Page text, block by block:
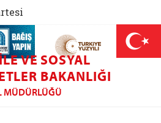
sekmede açılır)
On Yılı (yeni sekmede açılır)
Darülaceze bağış sayfası (yeni
VE SOSYAL
BAKANLIĞI
MÜDÜRLÜĞÜ